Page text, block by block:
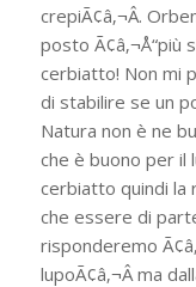
crepiÃ¢â‚¬Â.
posto Ã¢â‚¬Å“più
cerbiatto! Non mi
di stabilire se un
Natura non è ne
che è buono per il
cerbiatto quindi la
che essere di
risponderemo
lupoÃ¢â‚¬Â ma